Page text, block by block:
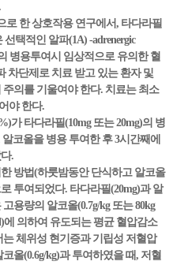
한 상호작용 연구에서, 타다라필
선택적인 알파(1A) -adrenergic
병용투여시 임상적으로 유의한 혈
차단제로 치료 받고 있는 환자 및
의를 기울여야 한다. 치료는 최소
야 한다.
가 타다라필(10mg 또는 20mg)의 병
코올을 병용 투여한 후 3시간째에
.
방법(하룻밤동안 단식하고 알코올
투여되었다. 타다라필(20mg)과 알
용량의 알코올(0.7g/kg 또는 80kg
에 의하여 유도되는 평균 혈압감소
체위성 현기증과 기립성 저혈압
올(0.6g/kg)과 투여하였을 때, 저혈